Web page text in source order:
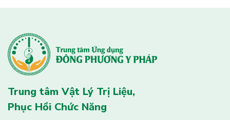
Trung tâm Vật Lý Trị Liệu,
Phục Hồi Chức Năng